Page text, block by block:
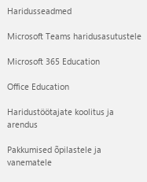
Haridusseadmed
Microsoft Teams haridusasutustele
Microsoft 365 Education
Office Education
Haridustöötajate koolitus ja
arendus
Pakkumised õpilastele ja
vanematele